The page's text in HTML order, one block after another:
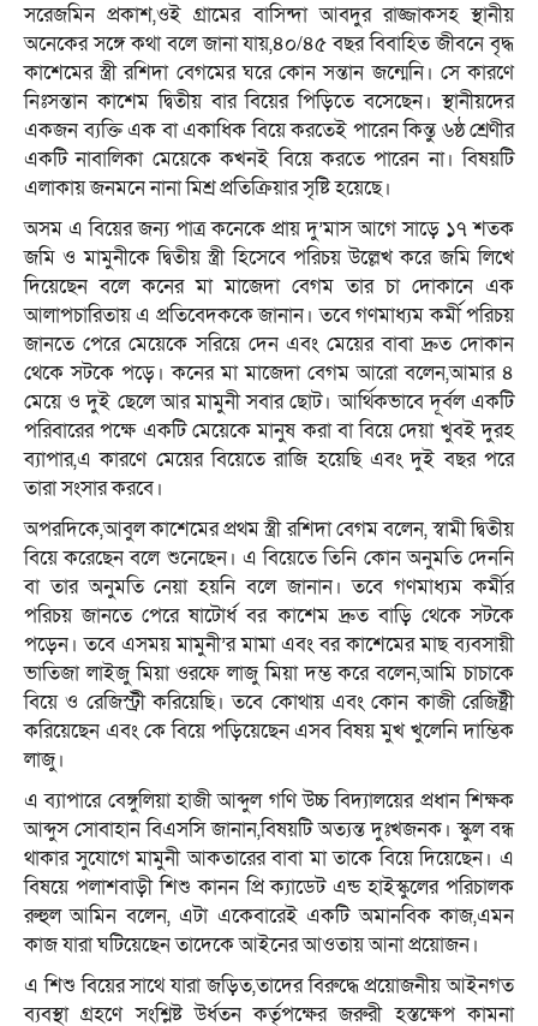
স‌রেজ‌মিন প্রকাশ,ওই গ্রামের বাসিন্দা আবদুর রাজ্জাকসহ স্থানীয়
অনেকের সঙ্গে কথা বলে জানা যায়,৪০/৪৫ বছর বিবাহিত জীবনে বৃদ্ধ
কাশেমের স্ত্রী রশিদা বেগমের ঘরে কোন সন্তান জন্মেনি। সে কারণে
নিঃসন্তান কাশেম দ্বিতীয় বার বিয়ের পিড়িতে বসেছেন। স্থানীয়দের
একজন ব্যক্তি এক বা একাধিক বিয়ে করতেই পারেন কিন্তু ৬ষ্ঠ শ্রেণীর
একটি নাবালিকা মেয়েকে কখনই বিয়ে করতে পারেন না। বিষয়টি
এলাকায় জনমনে নানা মিশ্র প্রতিক্রিয়ার সৃষ্টি হয়েছে।
অসম এ বিয়ের জন্য পাত্র কনেকে প্রায় দু’মাস আগে সাড়ে ১৭ শতক
জমি ও মামুনীকে দ্বিতীয় স্ত্রী হিসেবে পরিচয় উল্লেখ করে জমি লিখে
দিয়েছেন বলে কনের মা মাজেদা বেগম তার চা দোকানে এক
আলাপচারিতায় এ প্রতিবেদককে জানান। তবে গণমাধ্যম কর্মী পরিচয়
জানতে পেরে মেয়েকে সরিয়ে দেন এবং মেয়ের বাবা দ্রুত দোকান
থেকে সটকে পড়ে। কনের মা মাজেদা বেগম আরো বলেন,আমার ৪
মেয়ে ও দুই ছেলে আর মামুনী সবার ছোট। আর্থিকভাবে দূর্বল একটি
পরিবারের পক্ষে একটি মেয়েকে মানুষ করা বা বিয়ে দেয়া খুবই দুরহ
ব্যাপার,এ কারণে মেয়ের বিয়েতে রাজি হ‌য়ে‌ছি এবং দুই বছর পরে
তারা সংসার কর‌বে।
অপরদিকে,আবুল কাশেমের প্রথম স্ত্রী রশিদা বেগম বলেন, স্বামী দ্বিতীয়
বিয়ে করেছেন বলে শুনেছেন। এ বিয়েতে তিনি কোন অনুমতি দেননি
বা তার অনুমতি নেয়া হয়নি বলে জানান। তবে গণমাধ্যম কর্মীর
পরিচয় জানতে পেরে ষাটোর্ধ বর কাশেম দ্রুত বাড়ি থেকে সটকে
পড়েন। তবে এসময় মামুনী’র মামা এবং বর কাশেমের মাছ ব্যবসায়ী
ভাতিজা লাইজু মিয়া ওরফে লাজু মিয়া দম্ভ করে বলেন,আমি চাচাকে
বিয়ে ও রেজিস্ট্রী করিয়েছি। তবে কোথায় এবং কোন কাজী রেজিষ্ট্রী
করিয়েছেন এবং কে বিয়ে পড়িয়েছেন এসব বিষয় মুখ খুলেনি দাম্ভিক
লাজু।
এ ব‌্যাপা‌রে বেঙ্গু‌লিয়া হাজী আব্দুল গ‌ণি উচ্চ বিদ‌্যাল‌য়ের প্রধান শিক্ষক
আব্দুস সোবাহান বিএসসি জানান,বিষয়‌টি অত‌্যন্ত দুঃখজনক। স্কুল বন্ধ
থাকার সু‌যো‌গে মামুনী আকতা‌রের বাবা মা তা‌কে বি‌য়ে দি‌য়ে‌ছেন। এ
বিষ‌য়ে পলাশবাড়ী শিশু কানন প্রি ক‌্যা‌ডেট এন্ড হাইস্কু‌লের প‌রিচালক
রুহুল আ‌মিন ব‌লেন, এটা একেবা‌রেই এক‌টি অমান‌বিক কাজ,এমন
কাজ যারা ঘ‌টি‌য়ে‌ছেন তা‌দে‌কে আই‌নের আওতায় আনা প্রয়োজন।
এ শিশু বিয়ের সাথে যারা জড়িত,তাদের বিরুদ্ধে প্রয়োজনীয় আইনগত
ব্যবস্থা গ্রহণে সংশ্লিষ্ট উর্ধতন কর্তৃপক্ষের জরুরী হস্তক্ষেপ কামনা